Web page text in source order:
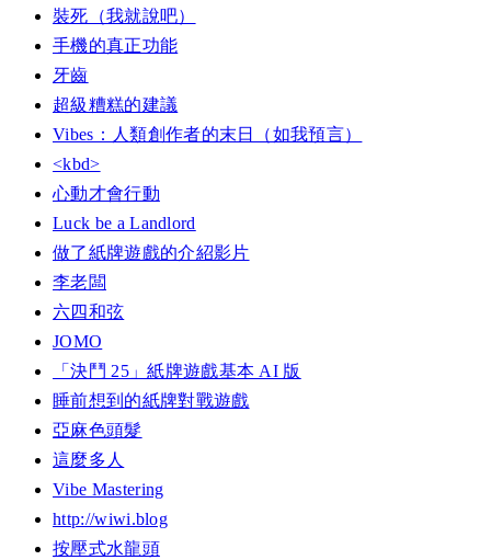
裝死（我就說吧）
手機的真正功能
牙齒
超級糟糕的建議
Vibes：人類創作者的末日（如我預言）
<kbd>
心動才會行動
Luck be a Landlord
做了紙牌遊戲的介紹影片
李老闆
六四和弦
JOMO
「決鬥 25」紙牌遊戲基本 AI 版
睡前想到的紙牌對戰遊戲
亞麻色頭髮
這麼多人
Vibe Mastering
http://wiwi.blog
按壓式水龍頭